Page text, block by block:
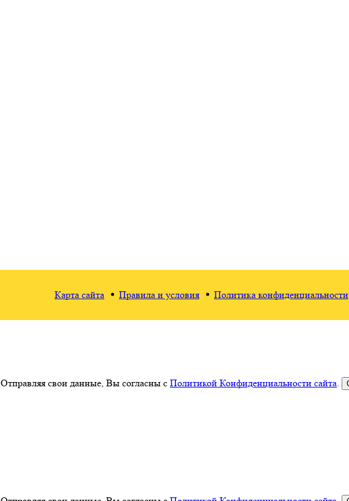
Карта сайта Правила и условия Политика конфиденциальности
Отправляя свои данные, Вы согласны с Политикой Конфиденциальности сайта.